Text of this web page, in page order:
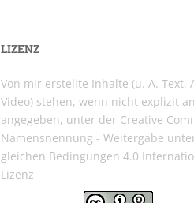
LIZENZ
Von mir erstellte Inhalte (u. A. Text,
Video) stehen, wenn nicht explizit
angegeben, unter der Creative
Namensnennung - Weitergabe
gleichen Bedingungen 4.0
Lizenz